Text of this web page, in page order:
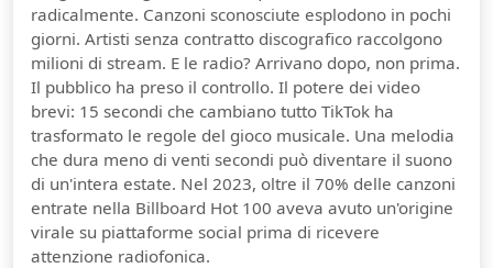
radicalmente. Canzoni sconosciute esplodono in pochi
giorni. Artisti senza contratto discografico raccolgono
milioni di stream. E le radio? Arrivano dopo, non prima.
Il pubblico ha preso il controllo. Il potere dei video
brevi: 15 secondi che cambiano tutto TikTok ha
trasformato le regole del gioco musicale. Una melodia
che dura meno di venti secondi può diventare il suono
di un'intera estate. Nel 2023, oltre il 70% delle canzoni
entrate nella Billboard Hot 100 aveva avuto un'origine
virale su piattaforme social prima di ricevere
attenzione radiofonica.